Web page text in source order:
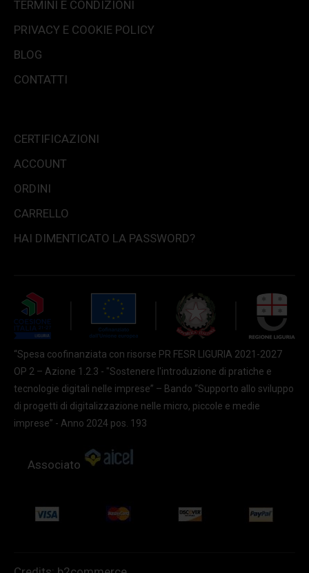
TERMINI E CONDIZIONI
PRIVACY E COOKIE POLICY
BLOG
CONTATTI
CERTIFICAZIONI
ACCOUNT
ORDINI
CARRELLO
HAI DIMENTICATO LA PASSWORD?
“Spesa coofinanziata con risorse PR FESR LIGURIA 2021-2027
OP 2 – Azione 1.2.3 - "Sostenere l'introduzione di pratiche e
tecnologie digitali nelle imprese” – Bando “Supporto allo sviluppo
di progetti di digitalizzazione nelle micro, piccole e medie
imprese” - Anno 2024 pos. 193
Associato